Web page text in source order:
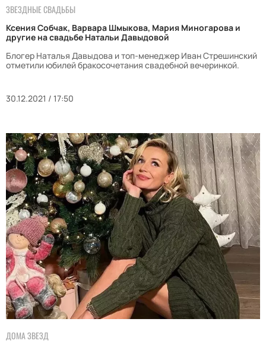
ЗВЕЗДНЫЕ СВАДЬБЫ
Ксения Собчак, Варвара Шмыкова, Мария Миногарова и
другие на свадьбе Натальи Давыдовой
Блогер Наталья Давыдова и топ-менеджер Иван Стрешинский
отметили юбилей бракосочетания свадебной вечеринкой.
30.12.2021 / 17:50
ДОМА ЗВЕЗД